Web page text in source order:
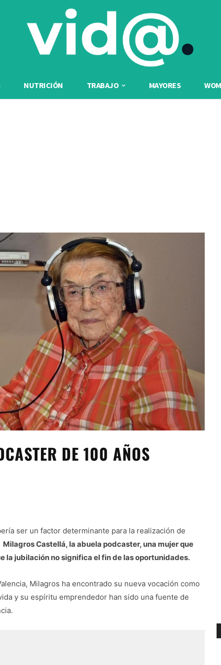
NUTRICIÓN TRABAJO MAYORES
DE 100 AÑOS
ser un factor determinante para la realización de
Milagros Castellá, la abuela podcaster, una mujer que
la jubilación no significa el fin de las oportunidades.
Milagros ha encontrado su nueva vocación como
y su espíritu emprendedor han sido una fuente de